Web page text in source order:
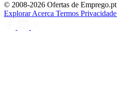
© 2008-2026 Ofertas de Emprego.pt
ExplorarAcerca Termos Privacidade